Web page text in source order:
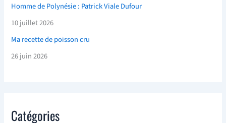
Homme de Polynésie : Patrick Viale Dufour
10 juillet 2026
Ma recette de poisson cru
26 juin 2026
Catégories